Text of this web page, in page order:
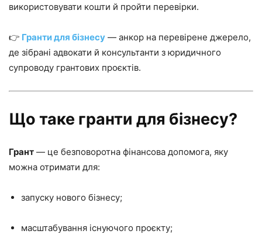
використовувати кошти й пройти перевірки.
👉 Гранти для бізнесу — анкор на перевірене джерело,
де зібрані адвокати й консультанти з юридичного
супроводу грантових проєктів.
Що таке гранти для бізнесу?
Грант — це безповоротна фінансова допомога, яку
можна отримати для:
запуску нового бізнесу;
масштабування існуючого проєкту;